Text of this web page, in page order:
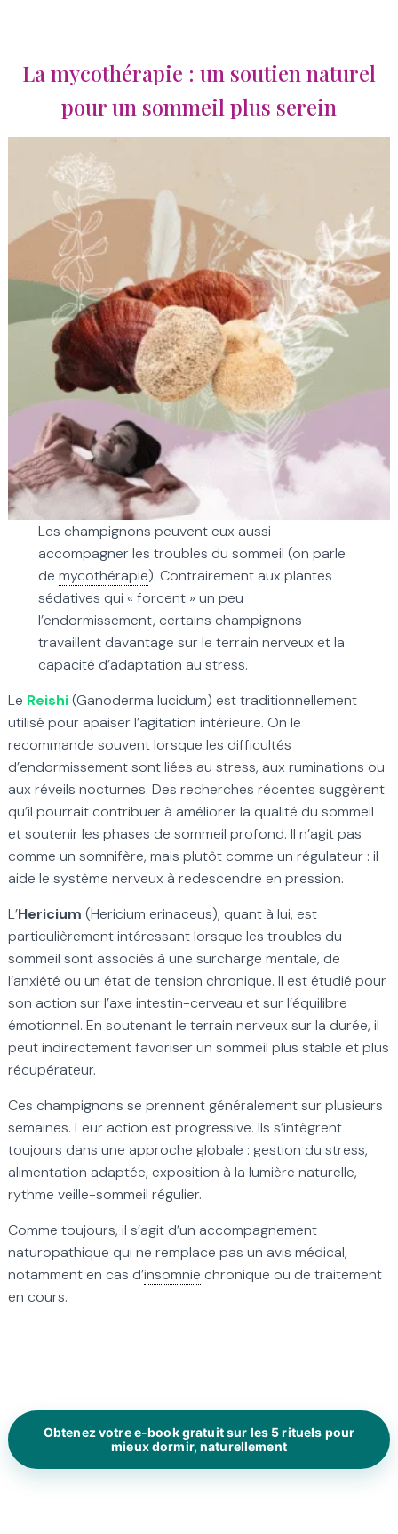
La mycothérapie : un soutien naturel
pour un sommeil plus serein
Les champignons peuvent eux aussi
accompagner les troubles du sommeil (on parle
demycothérapie). Contrairement aux plantes
sédatives qui « forcent » un peu
l’endormissement, certains champignons
travaillent davantage sur le terrain nerveux et la
capacité d’adaptation au stress.
Le Reishi(Ganoderma lucidum) est traditionnellement
utilisé pour apaiser l’agitation intérieure. On le
recommande souvent lorsque les difficultés
d’endormissement sont liées au stress, aux ruminations ou
aux réveils nocturnes. Des recherches récentes suggèrent
qu’il pourrait contribuer à améliorer la qualité du sommeil
et soutenir les phases de sommeil profond. Il n’agit pas
comme un somnifère, mais plutôt comme un régulateur : il
aide le système nerveux à redescendre en pression.
L’Hericium (Hericium erinaceus), quant à lui, est
particulièrement intéressant lorsque les troubles du
sommeil sont associés à une surcharge mentale, de
l’anxiété ou un état de tension chronique. Il est étudié pour
son action sur l’axe intestin-cerveau et sur l’équilibre
émotionnel. En soutenant le terrain nerveux sur la durée, il
peut indirectement favoriser un sommeil plus stable et plus
récupérateur.
Ces champignons se prennent généralement sur plusieurs
semaines. Leur action est progressive. Ils s’intègrent
toujours dans une approche globale : gestion du stress,
alimentation adaptée, exposition à la lumière naturelle,
rythme veille-sommeil régulier.
Comme toujours, il s’agit d’un accompagnement
naturopathique qui ne remplace pas un avis médical,
notamment en cas d’insomnie chronique ou de traitement
en cours.
Obtenez votre e-book gratuit sur les 5 rituels pour
mieux dormir, naturellement